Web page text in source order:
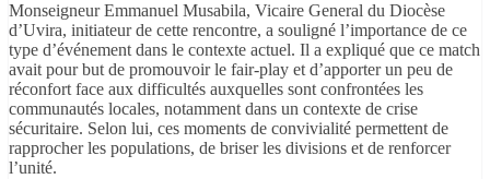
Monseigneur Emmanuel Musabila, Vicaire General du Diocèse
d’Uvira, initiateur de cette rencontre, a souligné l’importance de ce
type d’événement dans le contexte actuel. Il a expliqué que ce match
avait pour but de promouvoir le fair-play et d’apporter un peu de
réconfort face aux difficultés auxquelles sont confrontées les
communautés locales, notamment dans un contexte de crise
sécuritaire. Selon lui, ces moments de convivialité permettent de
rapprocher les populations, de briser les divisions et de renforcer
l’unité.